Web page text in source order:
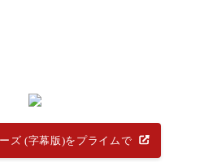
ズ (字幕版)をプライムで